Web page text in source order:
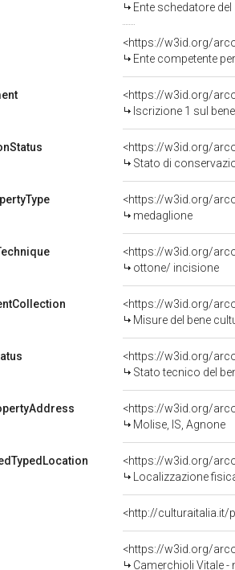
Ente schedatore
<https://w3id.org/
Ente competente per
<https://w3id.org/
Iscrizione 1 sul
<https://w3id.org/
Stato di
<https://w3id.org/
medaglione
<https://w3id.org/
ottone/ incisione
<https://w3id.org/
Misure del bene
<https://w3id.org/
Stato tecnico del
<https://w3id.org/
Molise, IS, Agnone
<https://w3id.org/
Localizzazione
<http://culturaitalia.it/
<https://w3id.org/
Camerchioli Vitale -